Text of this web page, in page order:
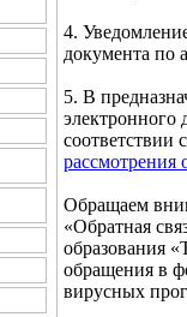
4.
документа по
5. В
электронного
соответствии
Обращаем
«Обратная
образования
обращения в
вирусных